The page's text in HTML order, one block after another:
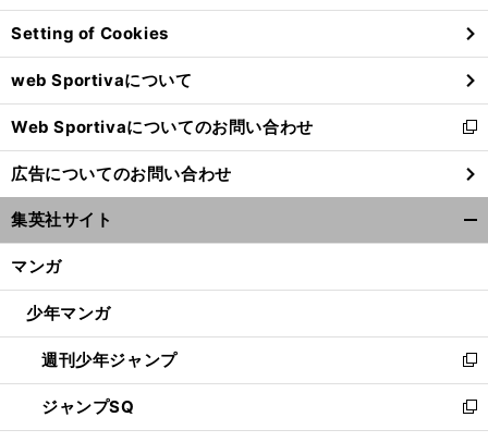
ン
ド
ウ
で
開
く
Setting of Cookies
web Sportivaについて
Web Sportivaについてのお問い合わせ
新
し
い
ウ
ィ
ン
ウ
開
く
広告についてのお問い合わせ
集英社サイト
マンガ
少年マンガ
週刊少年ジャンプ
新
し
い
ウ
ジャンプSQ
新
し